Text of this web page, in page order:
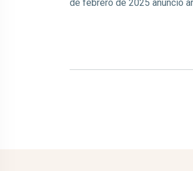
de febrero de 2025 anunció